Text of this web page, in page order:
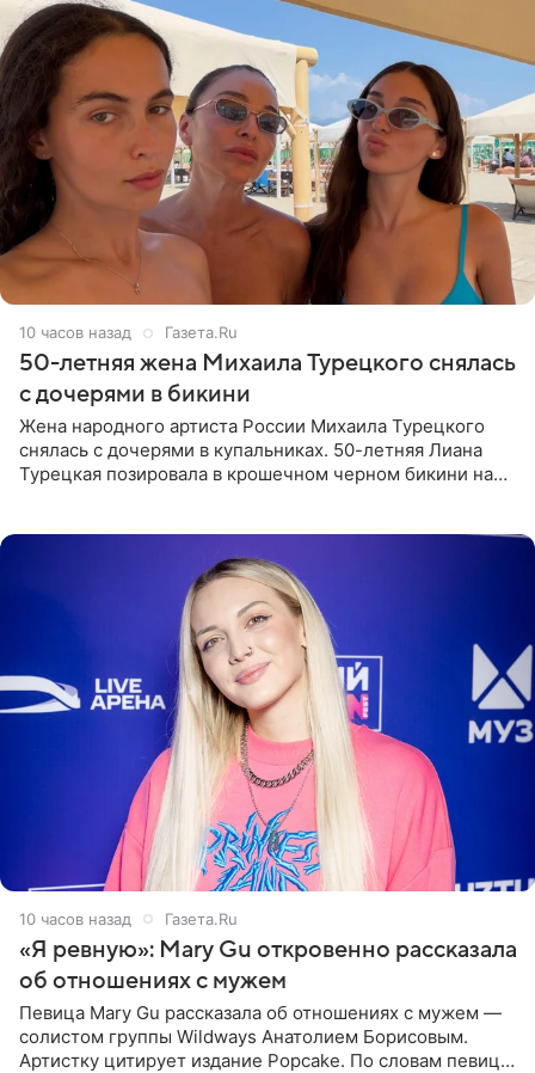
10 часов назад Газета.Ru
50-летняя жена Михаила Турецкого снялась
с дочерями в бикини
Жена народного артиста России Михаила Турецкого
снялась с дочерями в купальниках. 50-летняя Лиана
Турецкая позировала в крошечном черном бикини на
10 часов назад Газета.Ru
«Я ревную»: Mary Gu откровенно рассказала
об отношениях с мужем
Певица Mary Gu рассказала об отношениях с мужем —
солистом группы Wildways Анатолием Борисовым.
Артистку цитирует издание Popcake. По словам певицы,